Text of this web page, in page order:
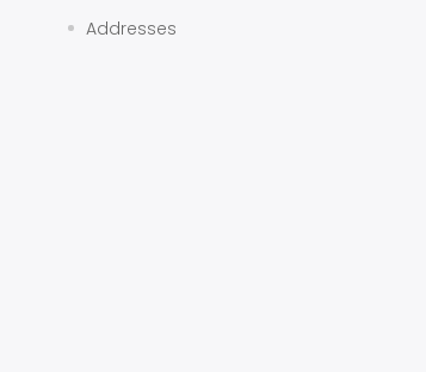
Addresses